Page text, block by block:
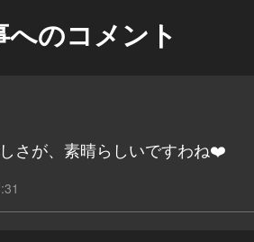
へのコメント
さが、素晴らしいですわね❤️